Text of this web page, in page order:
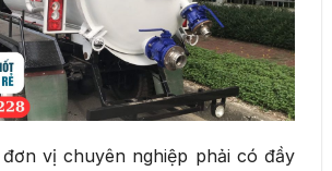
vị chuyên nghiệp phải có đầy